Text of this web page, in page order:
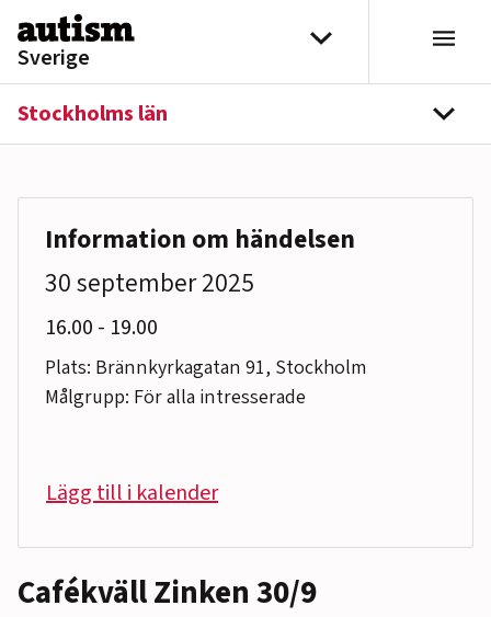
Hoppa till innehåll
Sverige
Välj distrikt
Stockholms län
Cafékväll Zinken 30/9
Information om händelsen
30 september 2025
16.00 till
- 19.00
Plats: Brännkyrkagatan 91, Stockholm
Målgrupp: För alla intresserade
Lägg till i kalender